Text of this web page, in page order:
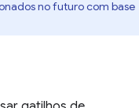
no futuro com base